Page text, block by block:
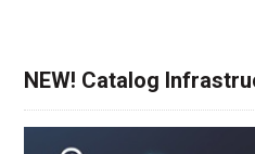
NEW! Catalog